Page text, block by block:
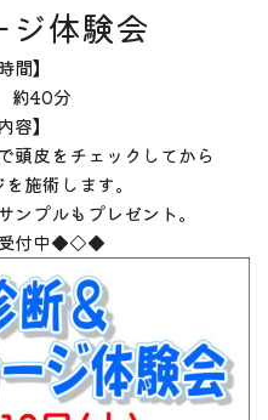
ジ体験会
間】
約40分
容】
頭皮をチェックしてから
施術します。
ンプルもプレゼント。
付中◆◇◆